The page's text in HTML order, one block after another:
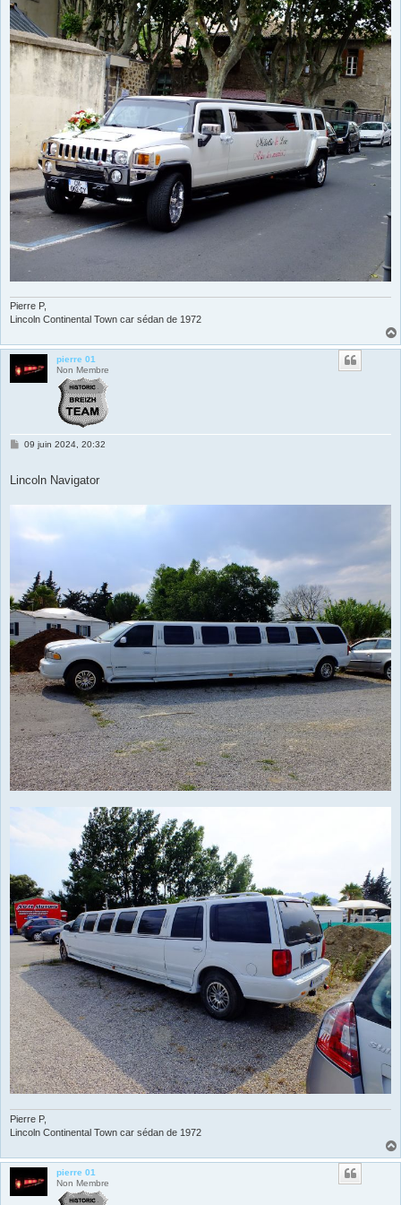
Pierre P,
Lincoln Continental Town car sédan de 1972
pierre 01
Non Membre
M
s
a
09 juin 2024, 20:32
Lincoln Navigator
Pierre P,
Lincoln Continental Town car sédan de 1972
pierre 01
Non Membre